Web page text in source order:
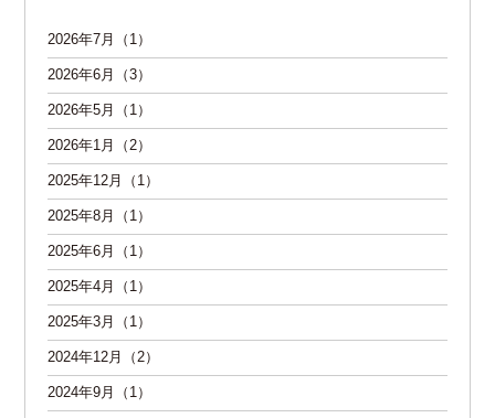
2026年7月（1）
2026年6月（3）
2026年5月（1）
2026年1月（2）
2025年12月（1）
2025年8月（1）
2025年6月（1）
2025年4月（1）
2025年3月（1）
2024年12月（2）
2024年9月（1）